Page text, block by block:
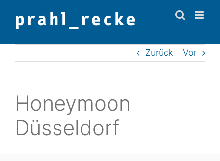
Inhalt
Zurück
Vor
Honey­moon
Düsseldorf